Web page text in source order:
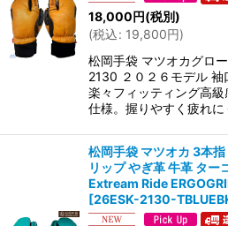
18,000円(税別)
(税込: 19,800円)
松岡手袋 マツオカグロ
2130 ２０２６モデル
楽々フィッティング高
仕様。握りやすく疲れ
松岡手袋 マツオカ 3本
リップ やぎ革 牛革 ター
Extream Ride
[26ESK-2130-